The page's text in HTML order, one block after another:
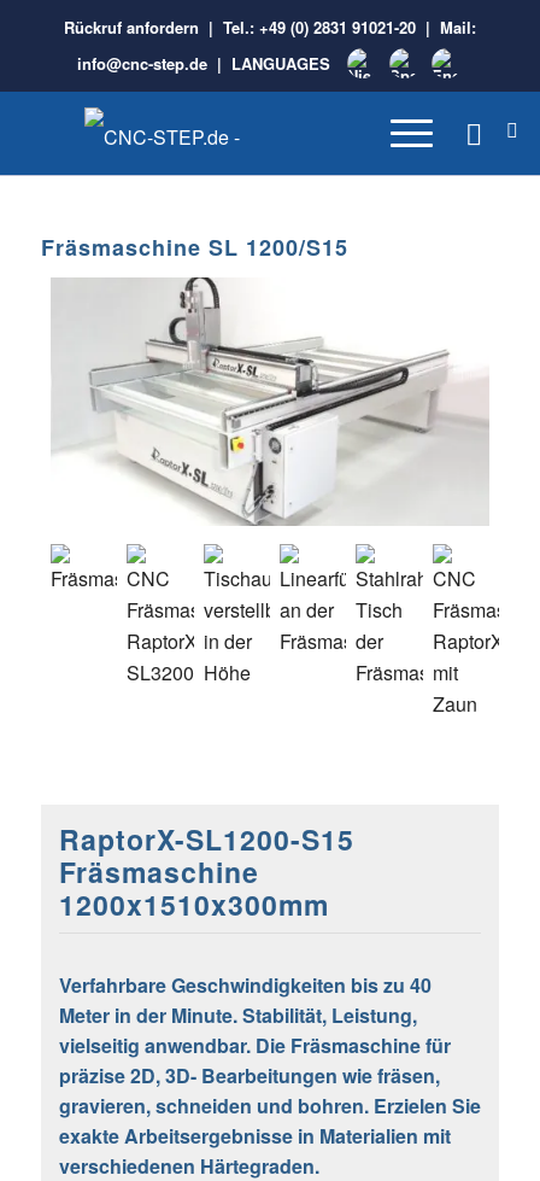
Rückruf anfordern | Tel.: +49 (0) 2831 91021-20| Mail:
info@cnc-step.de | LANGUAGES
Fräsmaschine SL 1200/S15
RaptorX-SL1200-S15
Fräsmaschine
1200x1510x300mm
Verfahrbare Geschwindigkeiten bis zu 40
Meter in der Minute. Stabilität, Leistung,
vielseitig anwendbar. Die Fräsmaschine für
präzise 2D, 3D- Bearbeitungen wie fräsen,
gravieren, schneiden und bohren. Erzielen Sie
exakte Arbeitsergebnisse in Materialien mit
verschiedenen Härtegraden.